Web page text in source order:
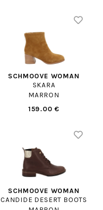
SCHMOOVE WOMAN
SKARA
MARRON
159.00 €
SCHMOOVE WOMAN
CANDIDE DESERT BOOTS